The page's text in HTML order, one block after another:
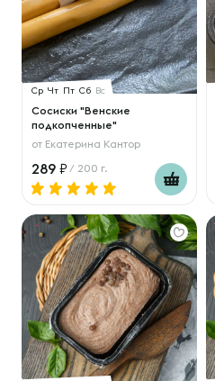
Ср Чт Пт Сб Вс
Сосиски "Венские
подкопченные"
от Екатерина Кантор
289 / 200 г.